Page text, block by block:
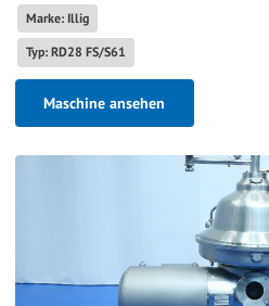
Marke: Illig
Typ: RD28 FS/S61
Maschine ansehen